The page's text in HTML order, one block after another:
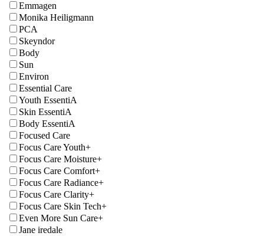
Emmagen
Monika Heiligmann
PCA
Skeyndor
Body
Sun
Environ
Essential Care
Youth EssentiA
Skin EssentiA
Body EssentiA
Focused Care
Focus Care Youth+
Focus Care Moisture+
Focus Care Comfort+
Focus Care Radiance+
Focus Care Clarity+
Focus Care Skin Tech+
Even More Sun Care+
Jane iredale